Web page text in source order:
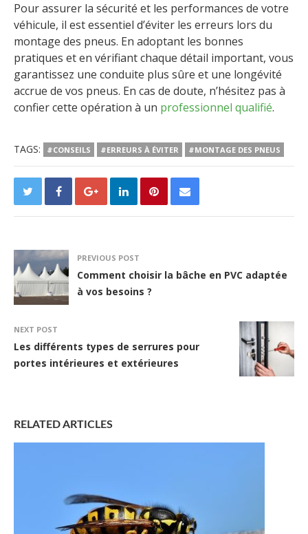
Pour assurer la sécurité et les performances de votre
véhicule, il est essentiel d’éviter les erreurs lors du
montage des pneus. En adoptant les bonnes
pratiques et en vérifiant chaque détail important, vous
garantissez une conduite plus sûre et une longévité
accrue de vos pneus. En cas de doute, n’hésitez pas à
confier cette opération à un professionnel qualifié.
TAGS: #CONSEILS #ERREURS À ÉVITER #MONTAGE DES PNEUS
PREVIOUS POST
Comment choisir la bâche en PVC adaptée
à vos besoins ?
NEXT POST
Les différents types de serrures pour
portes intérieures et extérieures
RELATED ARTICLES